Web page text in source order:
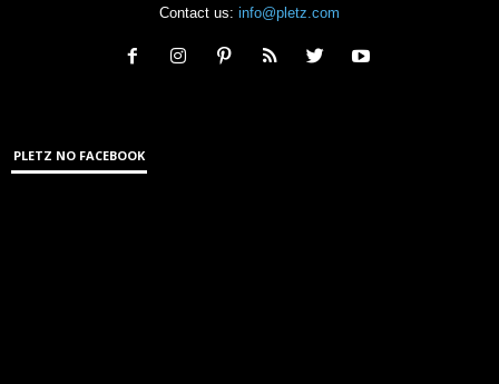
Contact us: info@pletz.com
PLETZ NO FACEBOOK